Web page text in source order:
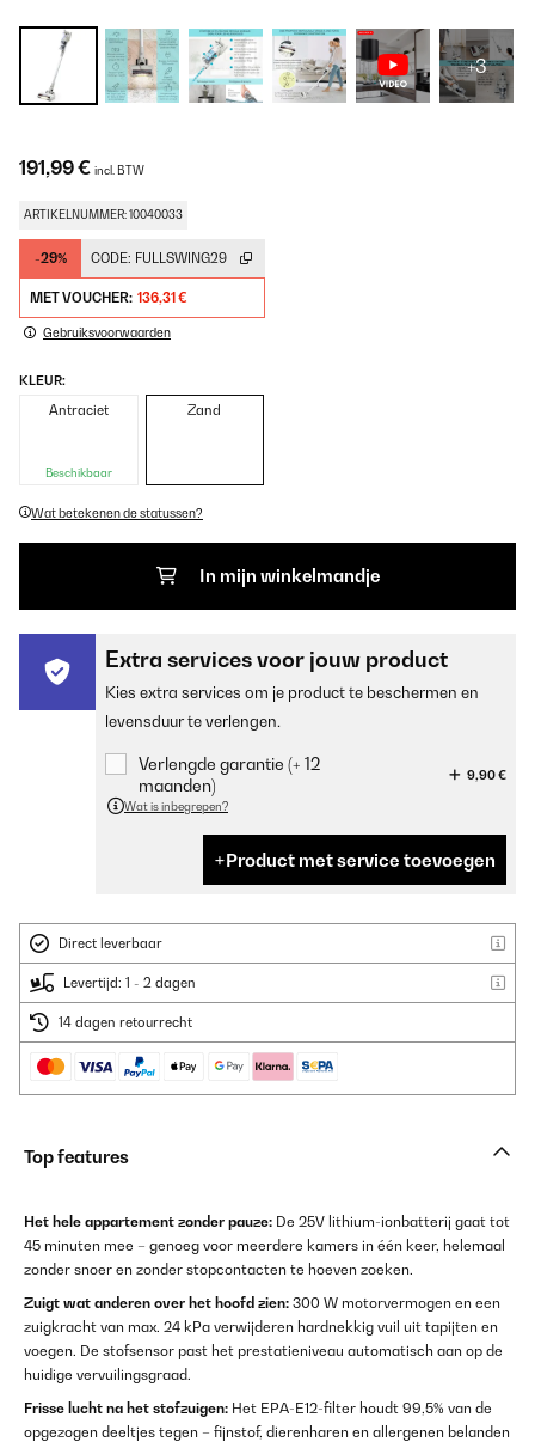
+3
191,99 € incl. BTW
ARTIKELNUMMER: 10040033
-29% CODE: FULLSWING29
MET VOUCHER: 136,31 €
Gebruiksvoorwaarden
KLEUR:
Antraciet
Beschikbaar
Zand
Wat betekenen de statussen?
In mijn winkelmandje
Extra services voor jouw product
Kies extra services om je product te beschermen en
levensduur te verlengen.
Verlengde garantie (+ 12
maanden)
9,90 €
Wat is inbegrepen?
Product met service toevoegen
Direct leverbaar
Levertijd: 1 - 2 dagen
14 dagen retourrecht
Top features
Het hele appartement zonder pauze: De 25V lithium-ionbatterij gaat tot
45 minuten mee – genoeg voor meerdere kamers in één keer, helemaal
zonder snoer en zonder stopcontacten te hoeven zoeken.
Zuigt wat anderen over het hoofd zien: 300 W motorvermogen en een
zuigkracht van max. 24 kPa verwijderen hardnekkig vuil uit tapijten en
voegen. De stofsensor past het prestatieniveau automatisch aan op de
huidige vervuilingsgraad.
Frisse lucht na het stofzuigen: Het EPA-E12-filter houdt 99,5% van de
opgezogen deeltjes tegen – fijnstof, dierenharen en allergenen belanden